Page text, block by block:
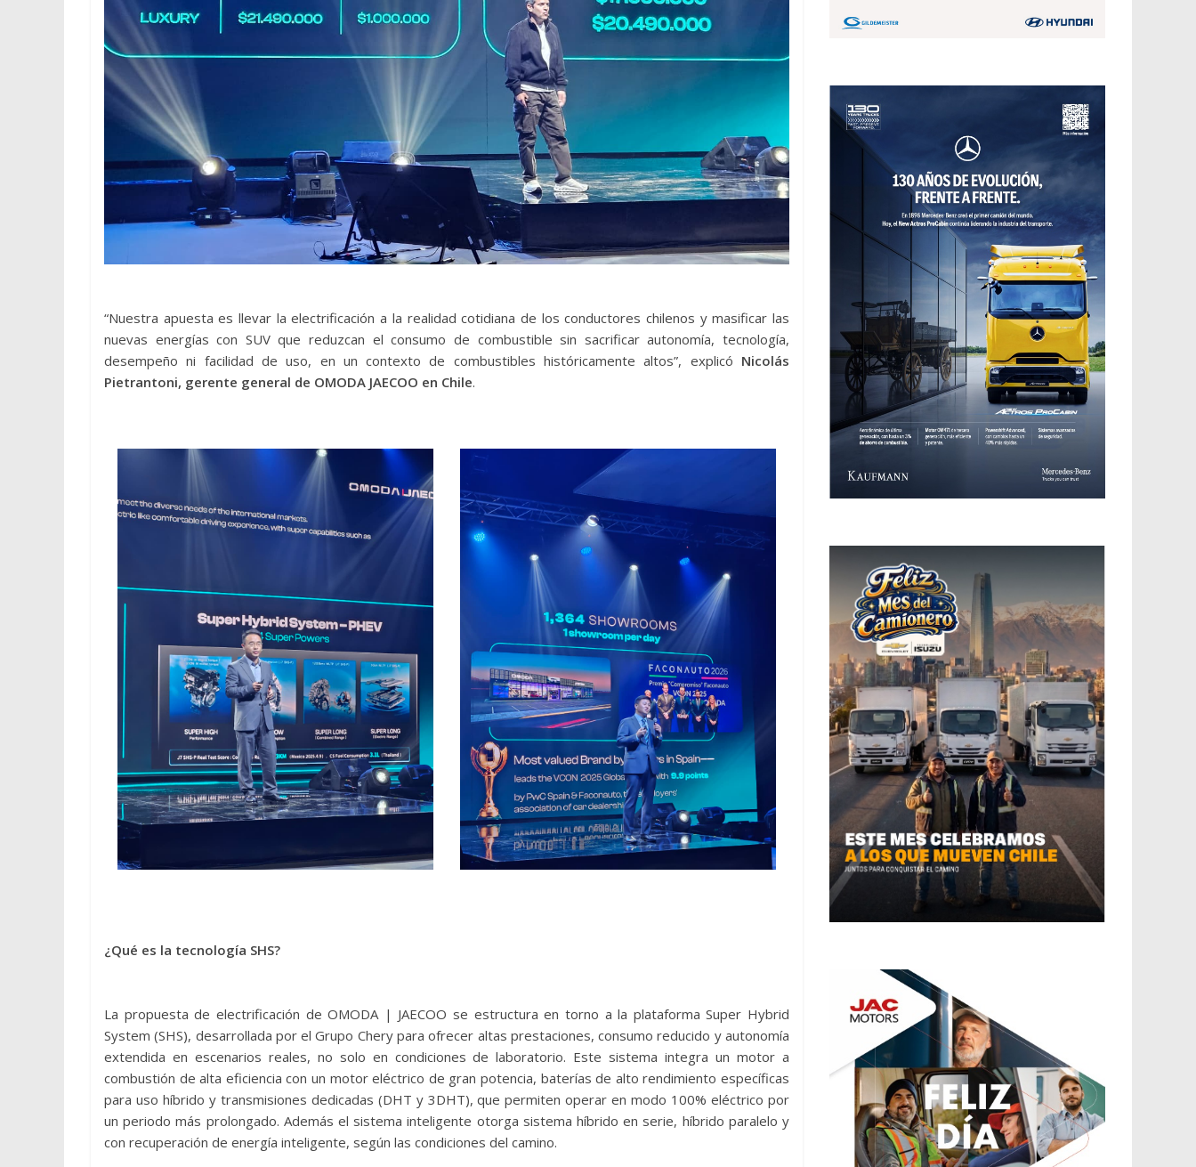
“Nuestra apuesta es llevar la electrificación a la realidad cotidiana de los conductores chilenos y masificar las
nuevas energías con SUV que reduzcan el consumo de combustible sin sacrificar autonomía, tecnología,
desempeño ni facilidad de uso, en un contexto de combustibles históricamente altos”, explicó Nicolás
Pietrantoni, gerente general de OMODA JAECOO en Chile.
¿Qué es la tecnología SHS?
La propuesta de electrificación de OMODA | JAECOO se estructura en torno a la plataforma Super Hybrid
System (SHS), desarrollada por el Grupo Chery para ofrecer altas prestaciones, consumo reducido y autonomía
extendida en escenarios reales, no solo en condiciones de laboratorio. Este sistema integra un motor a
combustión de alta eficiencia con un motor eléctrico de gran potencia, baterías de alto rendimiento específicas
para uso híbrido y transmisiones dedicadas (DHT y 3DHT), que permiten operar en modo 100% eléctrico por
un periodo más prolongado. Además el sistema inteligente otorga sistema híbrido en serie, híbrido paralelo y
con recuperación de energía inteligente, según las condiciones del camino.